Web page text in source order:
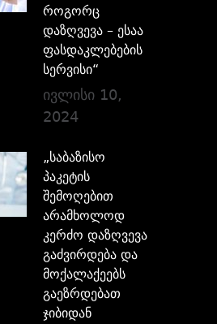
როგორც
დაზღვევა – ესაა
ფასდაკლებების
სერვისი“
ივლისი 10,
2024
„საბაზისო
პაკეტის
შემოღებით
არამხოლოდ
კერძო დაზღვევა
გაძვირდება და
მოქალაქეებს
გაეზრდებათ
ჯიბიდან